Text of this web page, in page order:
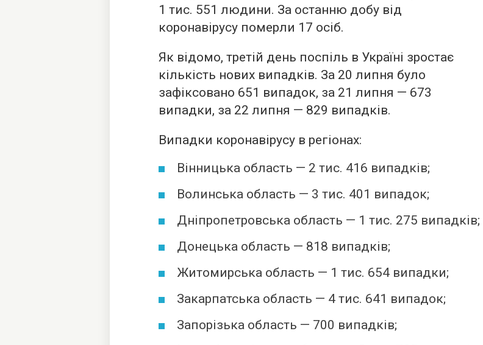
1 тис. 551 людини. За останню добу від
коронавірусу померли 17 осіб.
Як відомо, третій день поспіль в Україні зростає
кількість нових випадків. За 20 липня було
зафіксовано 651 випадок, за 21 липня — 673
випадки, за 22 липня — 829 випадків.
Випадки коронавірусу в регіонах:
Вінницька область — 2 тис. 416 випадків;
Волинська область — 3 тис. 401 випадок;
Дніпропетровська область — 1 тис. 275 випадків;
Донецька область — 818 випадків;
Житомирська область — 1 тис. 654 випадки;
Закарпатська область — 4 тис. 641 випадок;
Запорізька область — 700 випадків;